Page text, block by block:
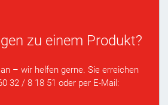
zu einem Produkt?
– wir helfen gerne. Sie erreichen
32 / 8 18 51 oder per E-Mail: